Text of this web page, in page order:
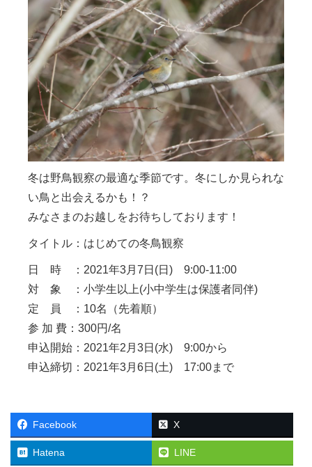
冬は野鳥観察の最適な季節です。冬にしか見られな
い鳥と出会えるかも！？
みなさまのお越しをお待ちしております！
タイトル：はじめての冬鳥観察
日 時 ：2021年3月7日(日) 9:00-11:00
対 象 ：小学生以上(小中学生は保護者同伴)
定 員 ：10名（先着順）
参 加 費：300円/名
申込開始：2021年2月3日(水) 9:00から
申込締切：2021年3月6日(土) 17:00まで
Facebook X
Hatena LINE